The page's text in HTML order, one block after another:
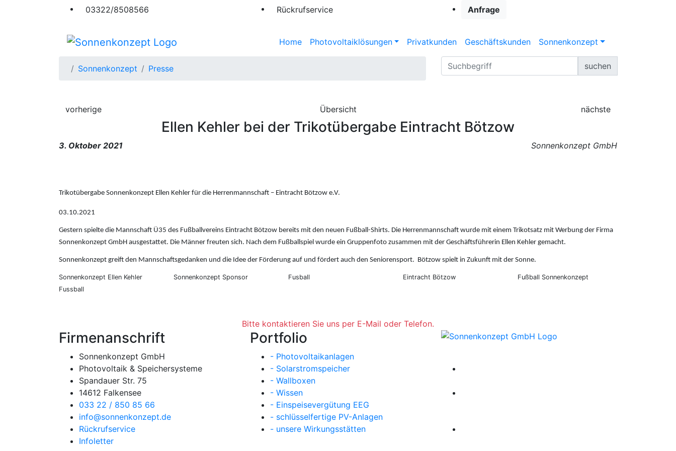
03322/8508566 Rückrufservice Anfrage
Home Photovoltaiklösungen Privatkunden Geschäftskunden Sonnenkonzept
Sonnenkonzept Presse suchen
vorherige Übersicht nächste
Ellen Kehler bei der Trikotübergabe Eintracht Bötzow
3. Oktober 2021 Sonnenkonzept GmbH
Trikotübergabe Sonnenkonzept Ellen Kehler für die Herrenmannschaft – Eintracht Bötzow e.V.
03.10.2021
Gestern spielte die Mannschaft Ü35 des Fußballvereins Eintracht Bötzow bereits mit den neuen Fußball-Shirts. Die Herrenmannschaft wurde mit einem Trikotsatz mit Werbung der Firma
Sonnenkonzept GmbH ausgestattet. Die Männer freuten sich. Nach dem Fußballspiel wurde ein Gruppenfoto zusammen mit der Geschäftsführerin Ellen Kehler gemacht.
Sonnenkonzept greift den Mannschaftsgedanken und die Idee der Förderung auf und fördert auch den Seniorensport. Bötzow spielt in Zukunft mit der Sonne.
Sonnenkonzept Ellen Kehler
Fussball
Sonnenkonzept Sponsor Fusball Eintracht Bötzow Fußball Sonnenkonzept
Bitte kontaktieren Sie uns per E-Mail oder Telefon.
Firmenanschrift
Sonnenkonzept GmbH
Photovoltaik & Speichersysteme
Spandauer Str. 75
14612 Falkensee
033 22 / 850 85 66
info@sonnenkonzept.de
Rückrufservice
Infoletter
Portfolio
- Photovoltaikanlagen
- Solarstromspeicher
- Wallboxen
- Wissen
- Einspeisevergütung EEG
- schlüsselfertige PV-Anlagen
- unsere Wirkungsstätten